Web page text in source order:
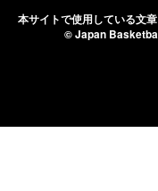
本サイトで使用している文
© Japan